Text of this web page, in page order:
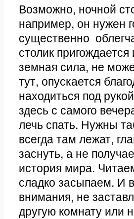
Возможно, ночной
например, он нужен
существенно
столик
земная сила, не
тут, опускается
находиться под
здесь с самого
лечь спать. Нужны
всегда там лежат,
заснуть, а не
история мира.
сладко засыпаем. И
внимания, не
другую комнату или